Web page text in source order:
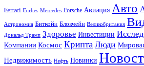
Ferrari Forbes Mercedes Porsche Авиация Авто
Астрономия Биткойн Блокчейн Великобритания
Дональд Трамп Здоровье Инвестиции
Компании Космос Крипта Люди
Недвижимость Нефть Новинки